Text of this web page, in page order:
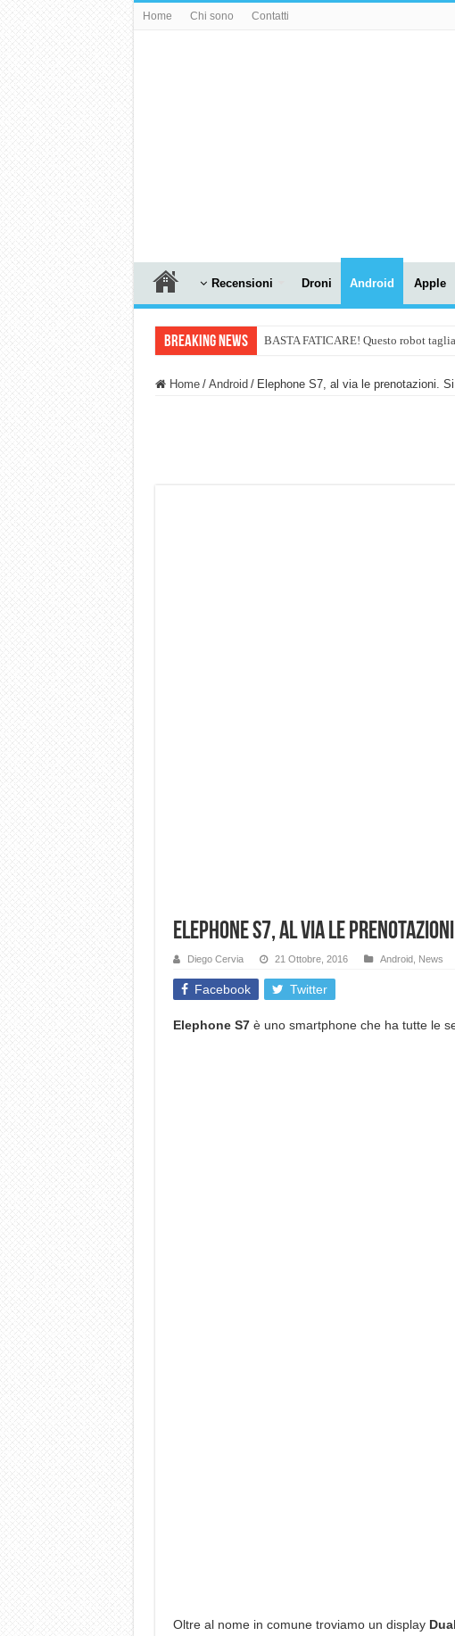
Home Chi sono Contatti
Recensioni Droni Android Apple
Breaking News BASTA FATICARE! Questo robot
Home / Android / Elephone S7, al via le prenotazioni.
Elephone S7, al via le
Diego Cervia 21 Ottobre, 2016 Android, News
Facebook Twitter
Elephone S7è uno smartphone che ha tutte le
Oltre al nome in comune troviamo un display